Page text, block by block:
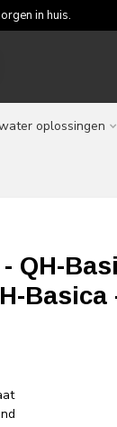
in huis.
oplossingen
QH-
Basica